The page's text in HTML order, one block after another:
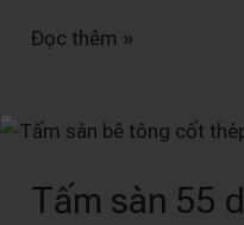
Đọc thêm »
Tấm sàn 55
Tấm
55